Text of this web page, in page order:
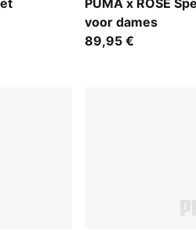
PUMA x ROSÉ
voor dames
89,95 €